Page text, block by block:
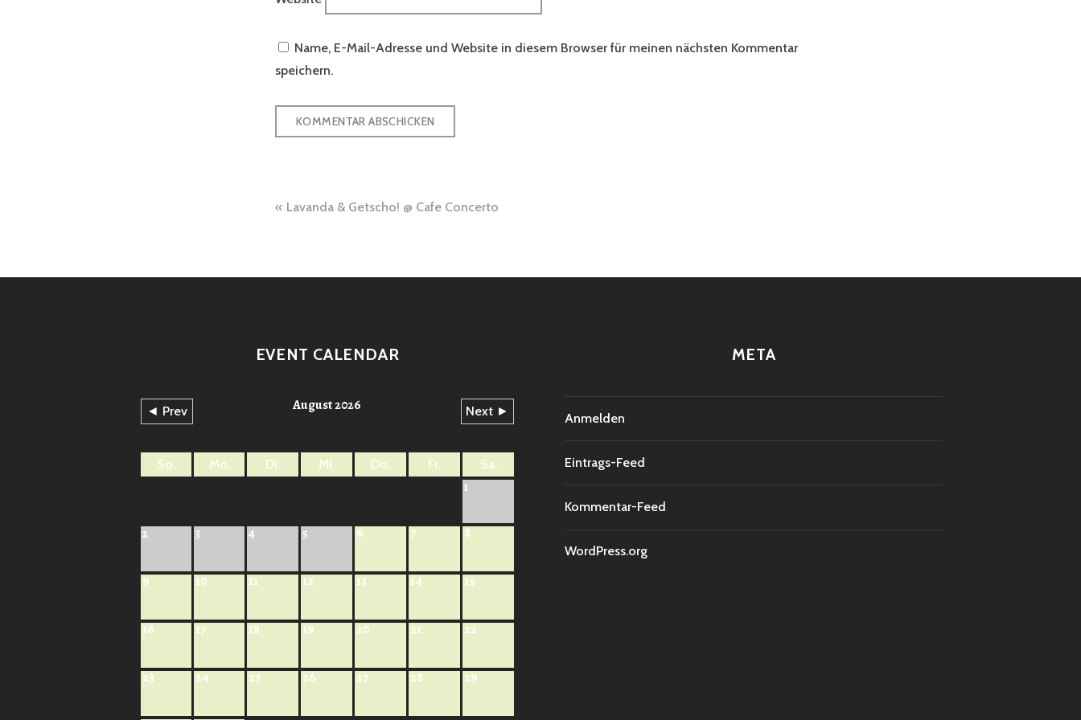
Name, E-Mail-Adresse und Website in diesem Browser für meinen nächsten Kommentar
speichern.
Beitragsnavigation
Lavanda & Getscho! @ Cafe Concerto
EVENT CALENDAR
◄ Prev August 2026 Next ►
So. Mo. Di. Mi. Do. Fr. Sa.
1
2 3 4 5 6 7 8
9 10 11 12 13 14 15
16 17 18 19 20 21 22
23 24 25 26 27 28 29
META
Anmelden
Eintrags-Feed
Kommentar-Feed
WordPress.org